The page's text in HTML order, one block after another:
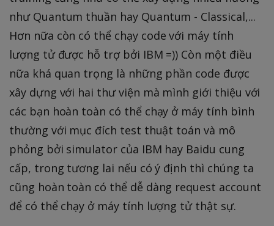
như Quantum thuần hay Quantum - Classical,...
Hơn nữa còn có thể chạy code với máy tính
lượng tử được hỗ trợ bởi IBM =)) Còn một điều
nữa khá quan trọng là những phần code được
xây dựng với hai thư viện mà mình giới thiệu với
các bạn hoàn toàn có thể chạy ở máy tính bình
thường với mục đích test thuật toán và mô
phỏng bởi simulator của IBM hay Baidu cung
cấp, trong tương lai nếu có ý định thì chúng ta
cũng hoàn toàn có thể dễ dàng request account
để có thể chạy ở máy tính lượng tử thật sự.